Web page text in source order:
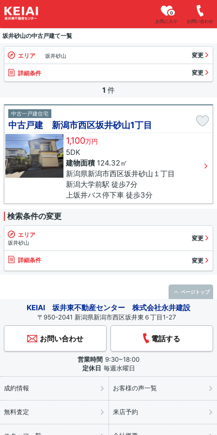
お気に入り
0
お問い合わせ
坂井砂山の中古戸建て一覧
エリア 坂井砂山 変更
詳細条件 変更
1 件
中古一戸建住宅
中古戸建 新潟市西区坂井砂山1丁目
1,100万円
5DK
建物面積124.32㎡
新潟県新潟市西区坂井砂山１丁目
新潟大学前駅 徒歩7分
上坂井バス停下車 徒歩3分
検索条件の変更
エリア
坂井砂山
変更
詳細条件 変更
KEIAI 坂井東不動産センター 株式会社永井建設
〒950-2041 新潟県新潟市西区坂井東６丁目1-27
お問い合わせ 電話する
営業時間 9:30~18:00
定休日 毎週水曜日
成約情報 お客様の声一覧
無料査定 来店予約
ページトップ